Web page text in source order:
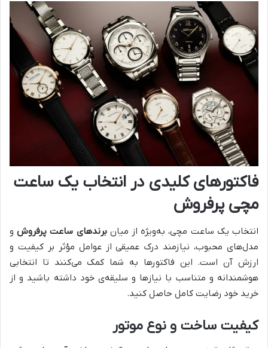
فاکتورهای کلیدی در انتخاب یک ساعت
مچی پرفروش
انتخاب یک ساعت مچی، به‌ویژه از میانبرندهای ساعت پرفروشو
مدل‌های محبوب، نیازمند درک عمیقی از عوامل مؤثر بر کیفیت و
ارزش آن است. این فاکتورها به شما کمک می‌کنند تا انتخابی
هوشمندانه و متناسب با نیازها و سلیقه‌ی خود داشته باشید و از
خرید خود رضایت کامل حاصل کنید.
کیفیت ساخت و نوع موتور